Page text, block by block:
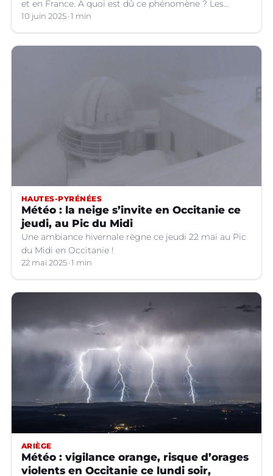
et en France. A quoi est dû ce phénomène ? Les
explications.
10 juin 2025 1 min
HAUTES-PYRÉNÉES
Météo : la neige s’invite en Occitanie ce
jeudi, au Pic du Midi
Une ambiance hivernale règne ce jeudi 22 mai au Pic
du Midi en Occitanie !
22 mai 2025 1 min
ARIÈGE
Météo : vigilance orange, risque d’orages
violents en Occitanie ce lundi soir,